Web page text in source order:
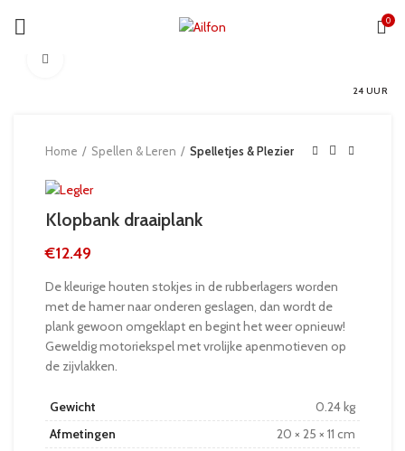
0
24 UUR
Home Spellen & Leren Spelletjes & Plezier
Klopbank draaiplank
€12.49
De kleurige houten stokjes in de rubberlagers worden
met de hamer naar onderen geslagen, dan wordt de
plank gewoon omgeklapt en begint het weer opnieuw!
Geweldig motoriekspel met vrolijke apenmotieven op
de zijvlakken.
Gewicht
0.24 kg
Afmetingen
20 × 25 × 11 cm